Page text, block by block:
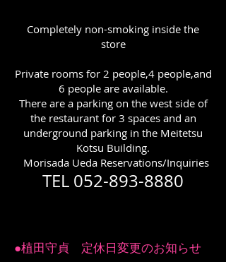
Completely non-smoking inside the
store
Private rooms for 2 people,4 people,and
6 people are available.
There are a parking on the west side of
the restaurant for 3 spaces and an
underground parking in the Meitetsu
Kotsu Building.
Morisada Ueda Reservations/Inquiries
TEL 052-893-8880
●植田守貞 定休日変更のお知らせ